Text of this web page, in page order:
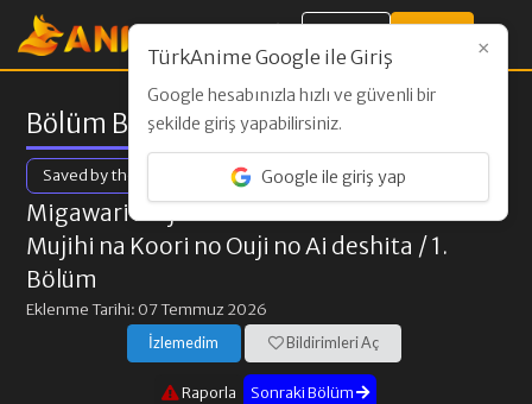
Bölüm Bilgileri
Saved by the Ice Cold Prince's Embrace
Migawari Reijou wo Sukutta no wa Reikoku
Mujihi na Koori no Ouji no Ai deshita / 1.
Bölüm
Eklenme Tarihi: 07 Temmuz 2026
İzlemedim Bildirimleri Aç
Raporla Sonraki Bölüm
×
TürkAnime Google ile Giriş
Google hesabınızla hızlı ve güvenli bir
şekilde giriş yapabilirsiniz.
Google ile giriş yap